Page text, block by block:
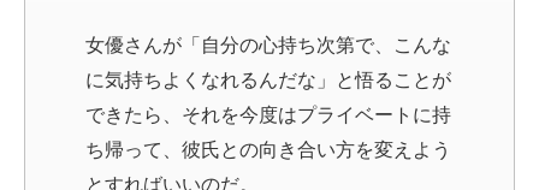
女優さんが「自分の心持ち次第で、こんな
に気持ちよくなれるんだな」と悟ることが
できたら、それを今度はプライベートに持
ち帰って、彼氏との向き合い方を変えよう
とすればいいのだ。